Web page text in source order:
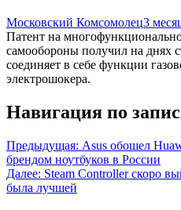
Московский Комсомолец3
Патент на
самообороны получил на днях
соединяет в себе функции
электрошокера.
Навигация по
Предыдущая: Asus обошел
брендом ноутбуков в России
Далее: Steam Controller скоро
была лучшей